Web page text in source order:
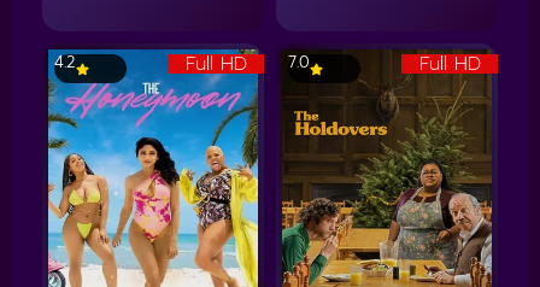
Full HD
4.2 Full HD
7.0